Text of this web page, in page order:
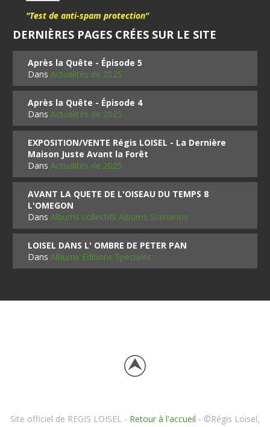
"Test de anti-spam protection"
DERNIÈRES PAGES CRÉES SUR LE SITE
Après la Quête - Épisode 5
DansActualités de 2025
Après la Quête - Épisode 4
DansActualités de 2025
EXPOSITION/VENTE Régis LOISEL - La Dernière
Maison Juste Avant la Forêt
DansActualités de 2025
AVANT LA QUETE DE L'OISEAU DU TEMPS 8
L'OMEGON
DansAlbums collectifs Albums Scénarios
LOISEL DANS L' OMBRE DE PETER PAN
DansAlbums Editions Spéciales
Site officiel de REGIS LOISEL - Retour à l'accueil - ©Régis Loisel,